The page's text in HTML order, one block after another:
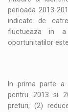
perioada 2013-
indicate de
fluctueaza in
oportunitatilor
In prima parte a
pentru 2013 si
preturi; (2)